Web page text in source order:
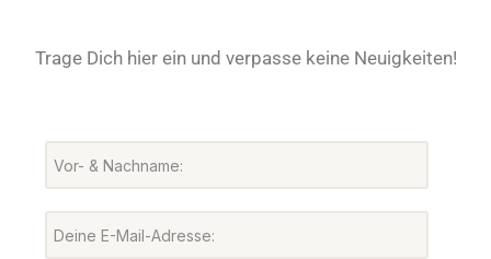
Trage Dich hier ein und verpasse keine Neuigkeiten!